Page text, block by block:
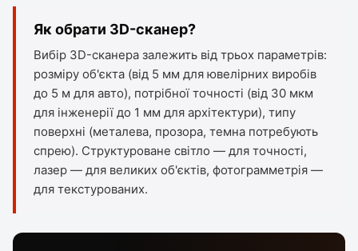
Як обрати 3D-сканер?
Вибір 3D-сканера залежить від трьох параметрів:
розміру об'єкта (від 5 мм для ювелірних виробів
до 5 м для авто), потрібної точності (від 30 мкм
для інженерії до 1 мм для архітектури), типу
поверхні (металева, прозора, темна потребують
спрею). Структуроване світло — для точності,
лазер — для великих об'єктів, фотограмметрія —
для текстурованих.